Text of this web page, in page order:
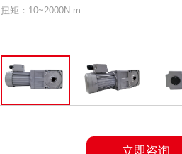
扭矩：10~2000N.m
立即咨询